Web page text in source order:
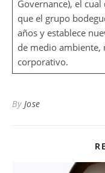
Governance), el
que el grupo
años y establece
de medio ambiente,
corporativo.
By Jose